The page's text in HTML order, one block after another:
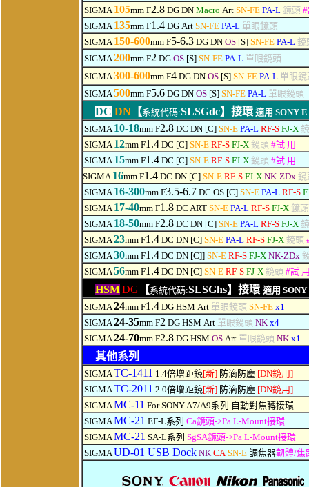
SIGMA105mm F2.8 DG DN Macro Art SN-FEPA-L鏡頭 #
SIGMA135mm F1.4 DG Art SN-FEPA-L單眼鏡頭
SIGMA150-600mm F5-6.3 DG DN OS [S] SN-FEPA-L鏡
SIGMA200mm F2 DG OS [S] SN-FEPA-L單眼鏡頭
SIGMA300-600mm F4 DG DN OS [S] SN-FEPA-L單眼鏡
SIGMA500mm F5.6 DG DN OS [S] SN-FEPA-L單眼鏡頭
DC DN【系統代碼:SLSGdc】 接環 適用 SONY
SIGMA10-18mm F2.8 DC DN [C] SN-EPA-L RF-SFJ-X
SIGMA12mm F1.4 DC [C] SN-E RF-SFJ-X 鏡頭 #試 用
SIGMA15mm F1.4 DC [C] SN-E RF-SFJ-X 鏡頭 #試 用
SIGMA16mm F1.4 DC DN [C] SN-E RF-S FJ-X NK-ZDx
SIGMA16-300mm F3.5-6.7 DC OS [C] SN-EPA-L RF-S
SIGMA17-40mm F1.8 DC ART SN-EPA-L RF-SFJ-X 鏡頭
SIGMA18-50mm F2.8 DC DN [C] SN-EPA-L RF-SFJ-X
SIGMA23mm F1.4 DC DN [C]SN-EPA-L RF-SFJ-X 鏡頭
SIGMA30mm F1.4 DC DN [C]] SN-E RF-SFJ-X NK-ZDx
SIGMA56mm F1.4 DC DN [C] SN-E RF-SFJ-X 鏡頭 #試
HSM DG 【系統代碼:SLSGhs】接環 適用
SIGMA24mm F1.4 DG HSM Art 單眼鏡頭SN-FE x1
SIGMA24-35mm F2 DG HSM Art 單眼鏡頭 NK x4
SIGMA24-70mm F2.8 DG HSM OS Art 單眼鏡頭 NK x1
其他系列
SIGMATC-1411 1.4倍增距鏡[新]防滴防塵 [DN鏡用]
SIGMATC-2011 2.0倍增距鏡[新] 防滴防塵 [DN鏡用]
SIGMAMC-11 For SONY A7/A9系列 自動對焦轉接環
SIGMAMC-21 EF-L系列 Ca鏡頭->Pa L-Mount接環
SIGMAMC-21 SA-L系列 SgSA鏡頭->Pa L-Mount接環
SIGMAUD-01 USB Dock NK CA SN-E 調焦器韌體/焦